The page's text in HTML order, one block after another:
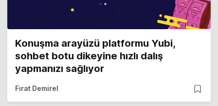
Konuşma arayüzü platformu Yubi,
sohbet botu dikeyine hızlı dalış
yapmanızı sağlıyor
Fırat Demirel